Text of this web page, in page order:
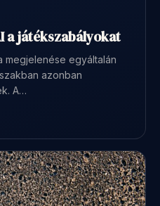
a játékszabályokat
megjelenése egyáltalán
azonban
A…